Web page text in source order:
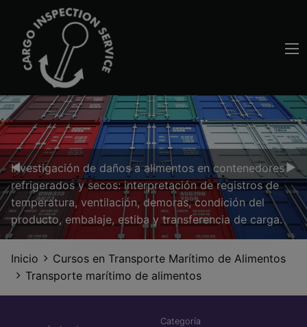
Previous Slide
◀︎ ▶︎
Investigación de daños a alimentos en contenedores
refrigerados y secos: interpretación de registros de
temperatura, ventilación, demoras, condición del
producto, embalaje, estiba y transferencia de carga.
Inicio
Cursos en Transporte Marítimo de Alimentos
Transporte marítimo de alimentos
Categoría